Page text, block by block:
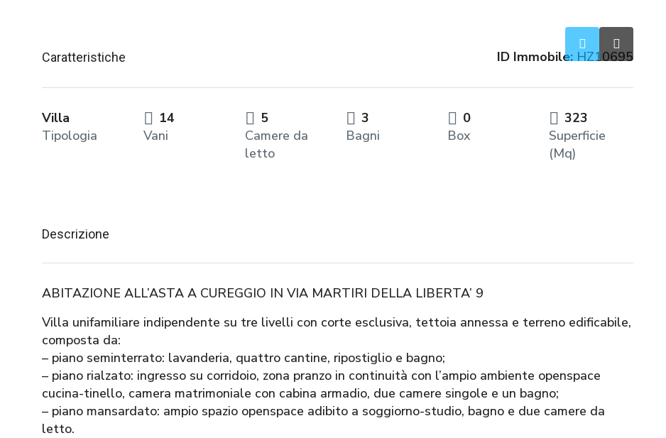
Caratteristiche ID Immobile:HZ10695
Villa
Tipologia
14
Vani
5
Camere da
letto
3
Bagni
0
Box
323
Superficie
(Mq)
Descrizione
ABITAZIONE ALL’ASTA A CUREGGIO IN VIA MARTIRI DELLA LIBERTA’ 9
Villa unifamiliare indipendente su tre livelli con corte esclusiva, tettoia annessa e terreno edificabile,
composta da:
– piano seminterrato: lavanderia, quattro cantine, ripostiglio e bagno;
– piano rialzato: ingresso su corridoio, zona pranzo in continuità con l’ampio ambiente openspace
cucina-tinello, camera matrimoniale con cabina armadio, due camere singole e un bagno;
– piano mansardato: ampio spazio openspace adibito a soggiorno-studio, bagno e due camere da
letto.